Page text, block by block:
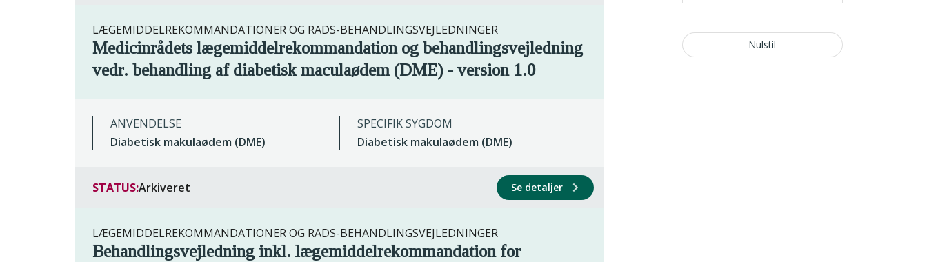
LÆGEMIDDELREKOMMANDATIONER OG RADS-BEHANDLINGSVEJLEDNINGER
Medicinrådets lægemiddelrekommandation og behandlingsvejledning
vedr. behandling af diabetisk maculaødem (DME) - version 1.0
ANVENDELSE
Diabetisk makulaødem (DME)
SPECIFIK SYGDOM
Diabetisk makulaødem (DME)
STATUS:Arkiveret Se detaljer
LÆGEMIDDELREKOMMANDATIONER OG RADS-BEHANDLINGSVEJLEDNINGER
Behandlingsvejledning inkl. lægemiddelrekommandation for
Nulstil